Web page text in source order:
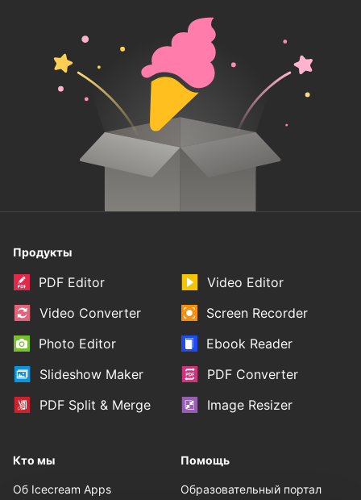
Продукты
PDF Editor
Video Editor
Video Converter
Screen Recorder
Photo Editor
Ebook Reader
Slideshow Maker
PDF Converter
PDF Split & Merge
Image Resizer
Кто мы
Об Icecream Apps
Помощь
Образовательный портал